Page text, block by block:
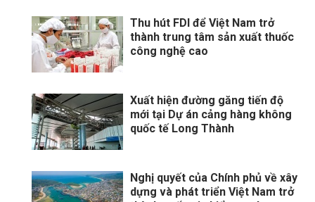
Thu hút FDI để Việt Nam trở
thành trung tâm sản xuất thuốc
công nghệ cao
Xuất hiện đường găng tiến độ
mới tại Dự án cảng hàng không
quốc tế Long Thành
Nghị quyết của Chính phủ về xây
dựng và phát triển Việt Nam trở